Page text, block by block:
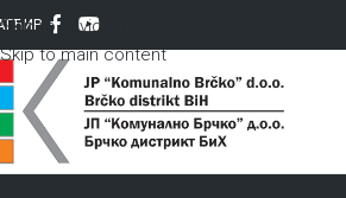
Skip to navigation
Skip to main content
ЋИР